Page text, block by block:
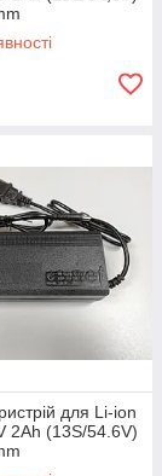
для Li-ion
2Ah (13S/54.6V)